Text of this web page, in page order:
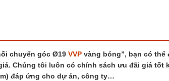
chuyển góc Ø19 VVPvàng bóng”, bạn có thể
Chúng tôi luôn có chính sách ưu đãi giá tốt
đáp ứng cho dự án, công ty…